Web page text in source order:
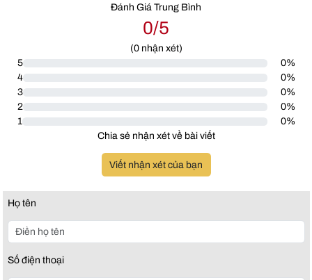
Đánh Giá Trung Bình
0/5
(0nhận xét)
5
0%
4
0%
3
0%
2
0%
1
0%
Chia sẻ nhận xét về bài viết
Viết nhận xét của bạn
Họ tên
Số điện thoại